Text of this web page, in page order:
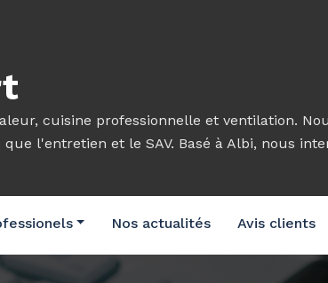
cuisine professionnelle et ventilation.
l'entretien et le SAV. Basé à Albi, nous
Nos actualités Avis clients